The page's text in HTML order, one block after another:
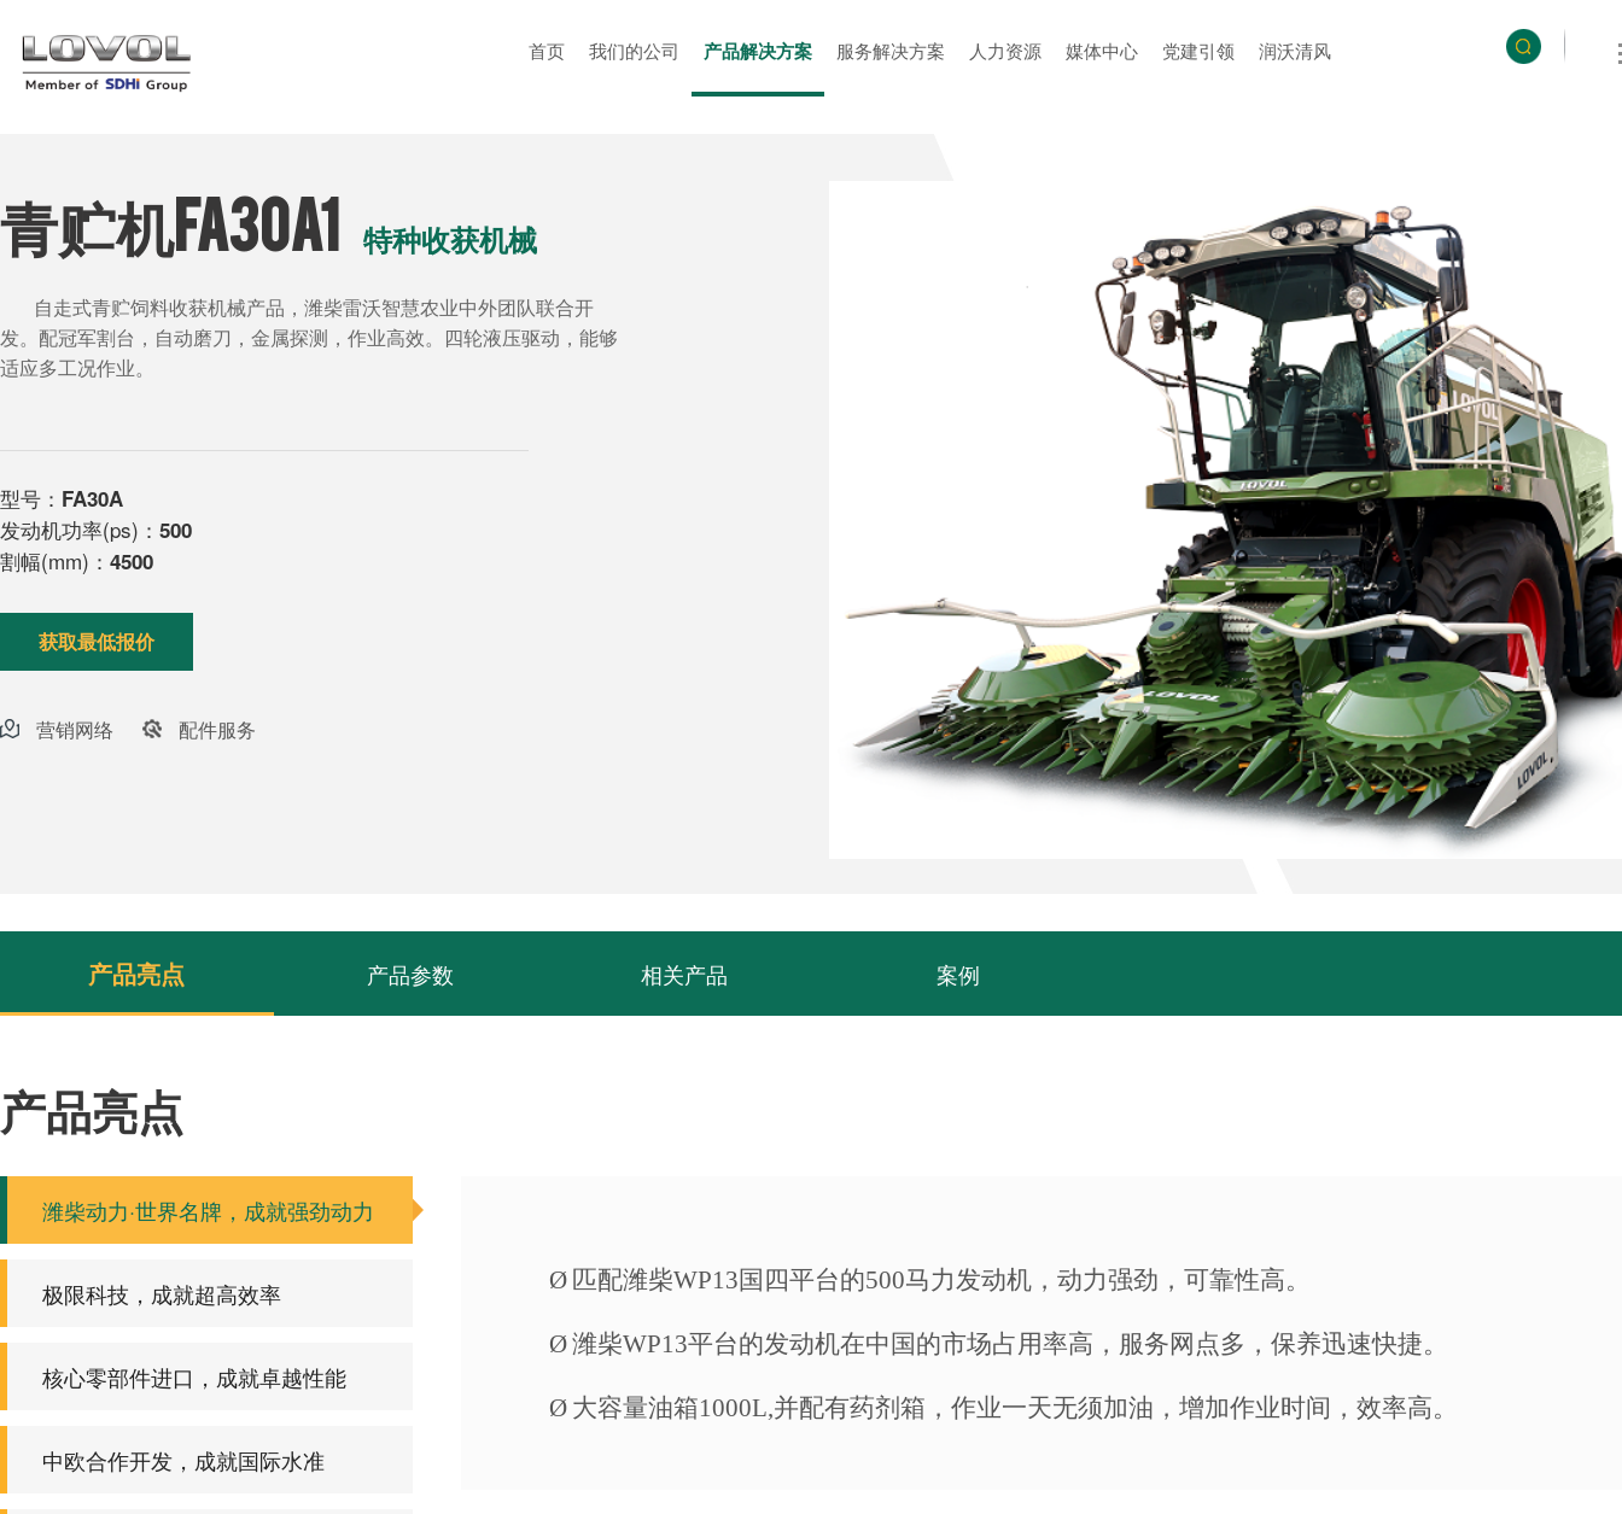
首页 我们的公司 产品解决方案 服务解决方案 人力资源 媒体中心 党建引领 润沃清风
青贮机FA30A1 特种收获机械
自走式青贮饲料收获机械产品，潍柴雷沃智慧农业中外团队联合开
发。配冠军割台，自动磨刀，金属探测，作业高效。四轮液压驱动，能够
适应多工况作业。
型号： FA30A
发动机功率(ps)： 500
割幅(mm)： 4500
获取最低报价
营销网络 配件服务
产品亮点 产品参数 相关产品 案例
产品亮点
潍柴动力·世界名牌，成就强劲动力
极限科技，成就超高效率
核心零部件进口，成就卓越性能
中欧合作开发，成就国际水准
Ø 匹配潍柴WP13国四平台的500马力发动机，动力强劲，可靠性高。
Ø潍柴WP13平台的发动机在中国的市场占用率高，服务网点多，保养迅速快捷。
Ø 大容量油箱1000L,并配有药剂箱，作业一天无须加油，增加作业时间，效率高。